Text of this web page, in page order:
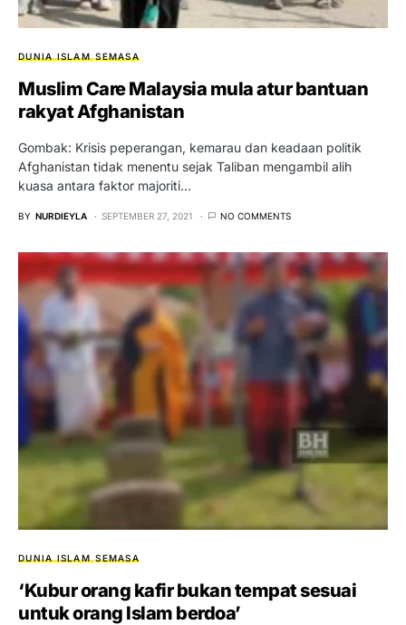
DUNIA ISLAM SEMASA
Muslim Care Malaysia mula atur bantuan
rakyat Afghanistan
Gombak: Krisis peperangan, kemarau dan keadaan politik
Afghanistan tidak menentu sejak Taliban mengambil alih
kuasa antara faktor majoriti…
BY NURDIEYLA SEPTEMBER 27, 2021 NO COMMENTS
DUNIA ISLAM SEMASA
‘Kubur orang kafir bukan tempat sesuai
untuk orang Islam berdoa’